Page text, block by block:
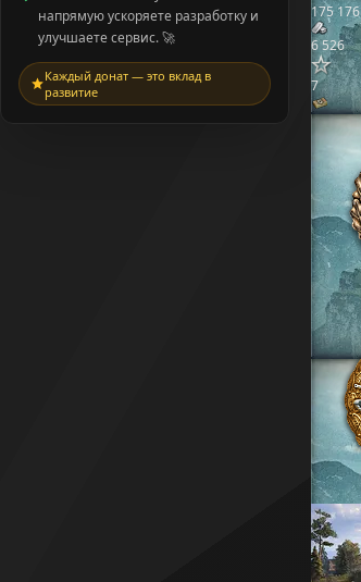
напрямую ускоряете разработку и
улучшаете сервис. 🚀
Каждый донат — это вклад в
развитие
175 176
6 526
7